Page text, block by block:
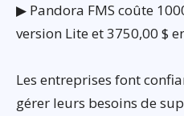
▶ Pandora FMS coûte
version Lite et 3750,00 $
Les entreprises font
gérer leurs besoins de